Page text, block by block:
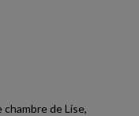
de Lise,